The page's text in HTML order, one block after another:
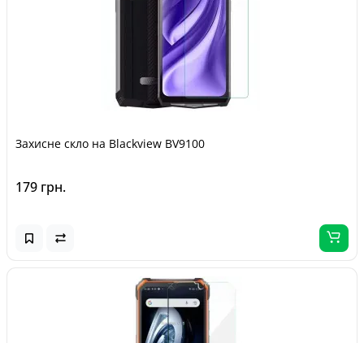
Захисне скло на Blackview BV9100
179 грн.